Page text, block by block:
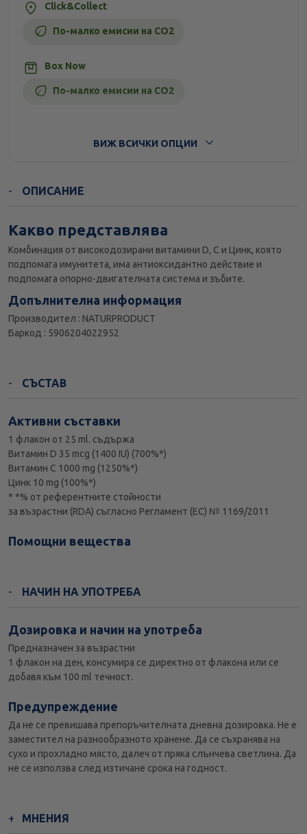
Click&Collect
По-малко емисии на CO2
Box Now
По-малко емисии на CO2
ВИЖ ВСИЧКИ ОПЦИИ
ОПИСАНИЕ
Какво представлява
Комбинация от високодозирани витамини D, C и Цинк, която
подпомага имунитета, има антиоксидантно действие и
подпомага опорно-двигателната система и зъбите.
Допълнителна информация
Производител : NATURPRODUCT
Баркод : 5906204022952
СЪСТАВ
Активни съставки
1 флакон от 25 ml. съдържа
Витамин D 35 mcg (1400 IU) (700%*)
Витамин С 1000 mg (1250%*)
Цинк 10 mg (100%*)
* *% от референтните стойности
за възрастни (RDA) съгласно Регламент (ЕС) № 1169/2011
Помощни вещества
НАЧИН НА УПОТРЕБА
Дозировка и начин на употреба
Предназначен за възрастни
1 флакон на ден, консумира се директно от флакона или се
добавя към 100 ml течност.
Предупреждение
Да не се превишава препоръчителната дневна дозировка. Не е
заместител на разнообразното хранене. Да се съхранява на
сухо и прохладно място, далеч от пряка слънчева светлина. Да
не се използва след изтичане срока на годност.
МНЕНИЯ